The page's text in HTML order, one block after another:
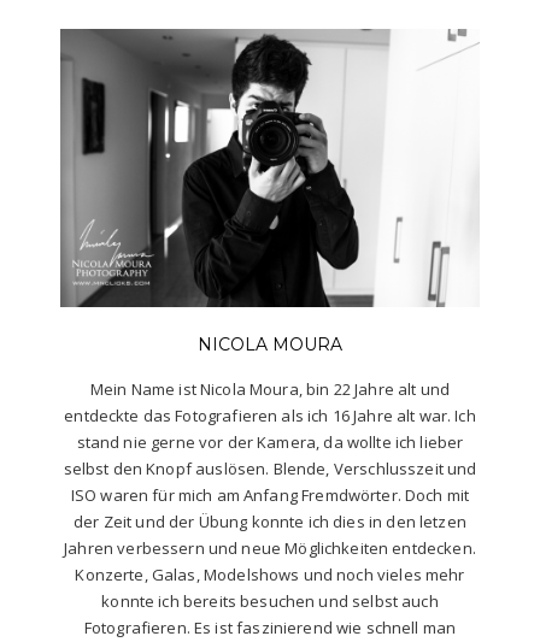
NICOLA MOURA
Mein Name ist Nicola Moura, bin 22 Jahre alt und
entdeckte das Fotografieren als ich 16 Jahre alt war. Ich
stand nie gerne vor der Kamera, da wollte ich lieber
selbst den Knopf auslösen. Blende, Verschlusszeit und
ISO waren für mich am Anfang Fremdwörter. Doch mit
der Zeit und der Übung konnte ich dies in den letzen
Jahren verbessern und neue Möglichkeiten entdecken.
Konzerte, Galas, Modelshows und noch vieles mehr
konnte ich bereits besuchen und selbst auch
Fotografieren. Es ist faszinierend wie schnell man